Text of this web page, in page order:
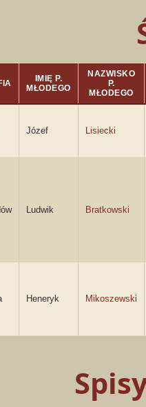
IMIĘ P.
MŁODEGO
NAZWISKO
P.
MŁODEGO
Józef Lisiecki
Ludwik Bratkowski
Heneryk Mikoszewski